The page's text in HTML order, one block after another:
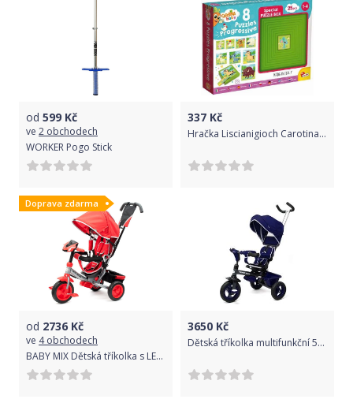
od 599 Kč
ve 2 obchodech
WORKER Pogo Stick
337 Kč
Hračka Liscianigioch Carotina Baby 9 Puzzle - Farma
Doprava zdarma
od 2736 Kč
ve 4 obchodech
BABY MIX Dětská tříkolka s LED světly Baby Mix Lux Trike červená Červená
3650 Kč
Dětská tříkolka multifunkční 5v1 - RIDER 360° tmavě modrá - BabyMix